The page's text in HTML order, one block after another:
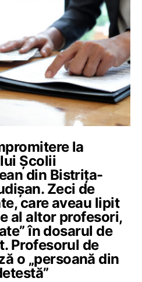
la
Școlii
din Bistrița-
Zeci de
care aveau lipit
al altor profesori,
în dosarul de
Profesorul de
o „persoană din